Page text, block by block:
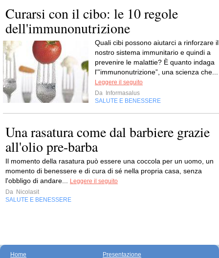
Curarsi con il cibo: le 10 regole
dell'immunonutrizione
Quali cibi possono aiutarci a rinforzare il
nostro sistema immunitario e quindi a
prevenire le malattie? È quanto indaga
l'”immunonutrizione”, una scienza che...
Leggere il seguito
Da
Informasalus
SALUTE E BENESSERE
Una rasatura come dal barbiere grazie
all'olio pre-barba
Il momento della rasatura può essere una coccola per un uomo, un
momento di benessere e di cura di sé nella propria casa, senza
l'obbligo di andare...
Leggere il seguito
Da Nicolasit
SALUTE E BENESSERE
Home Presentazione